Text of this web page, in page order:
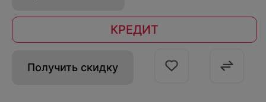
КРЕДИТ
Получить скидку